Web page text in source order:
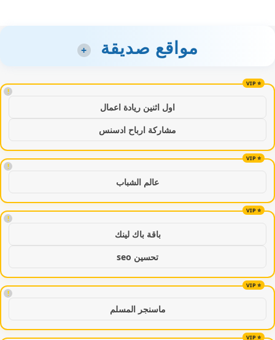
مواقع صديقة +
!
اول اثنين ريادة اعمال
مشاركة ارباح ادسنس
!
عالم الشباب
!
باقة باك لينك
تحسين seo
!
ماسنجر المسلم